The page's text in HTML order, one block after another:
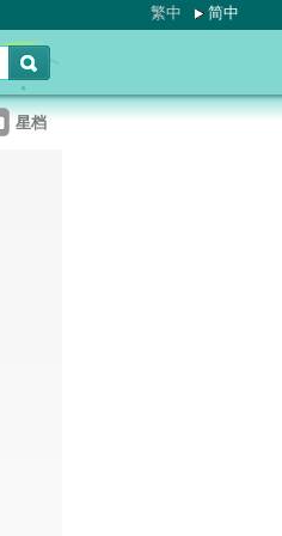
繁中 简中
星档